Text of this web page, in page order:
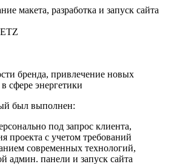
макета, разработка и запуск сайта
бренда, привлечение новых
сфере энергетики
был выполнен:
под запрос клиента,
проекта с учетом требований
современных технологий,
админ. панели и запуск сайта